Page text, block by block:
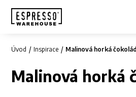
Úvod Inspirace Malinová horká
Malinová horká